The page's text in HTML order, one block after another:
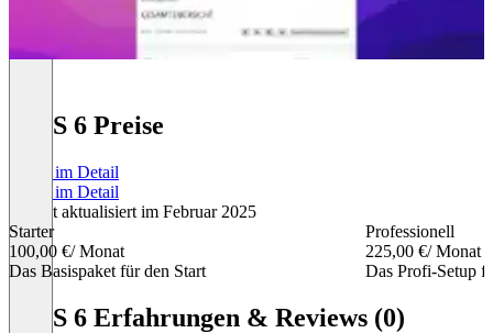
CMS 6 Preise
Preise im Detail
Preise im Detail
Zuletzt aktualisiert im Februar 2025
Starter
100,00 €/ Monat
Das Basispaket für den Start
Professionell
225,00 €/ Monat
Das Profi-Setup
CMS 6 Erfahrungen & Reviews (0)